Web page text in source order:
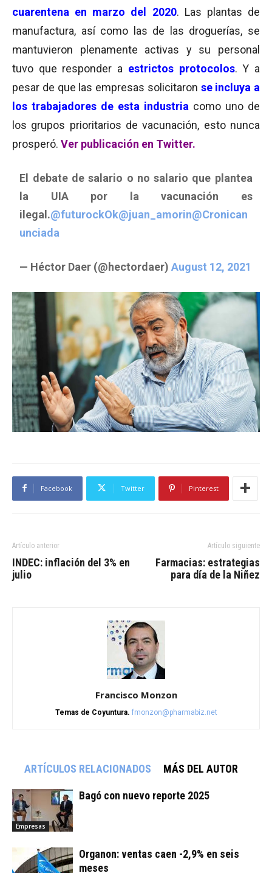
cuarentena en marzo del 2020. Las plantas de
manufactura, así como las de las droguerías, se
mantuvieron plenamente activas y su personal
tuvo que responder a estrictos protocolos. Y a
pesar de que las empresas solicitaron se incluya a
los trabajadores de esta industria como uno de
los grupos prioritarios de vacunación, esto nunca
prosperó. Ver publicación en Twitter.
El debate de salario o no salario que plantea
la UIA por la vacunación es
ilegal.@futurockOk@juan_amorin@Cronican
unciada
— Héctor Daer (@hectordaer)August 12, 2021
Facebook Twitter Pinterest
Artículo anterior
INDEC: inflación del 3% en
julio
Artículo siguiente
Farmacias: estrategias
para día de la Niñez
Francisco Monzon
Temas de Coyuntura. fmonzon@pharmabiz.net
ARTÍCULOS RELACIONADOS MÁS DEL AUTOR
Empresas
Bagó con nuevo reporte 2025
Organon: ventas caen -2,9% en seis
meses